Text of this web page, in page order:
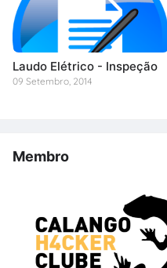
Laudo Elétrico - Inspeção
09 Setembro, 2014
Membro